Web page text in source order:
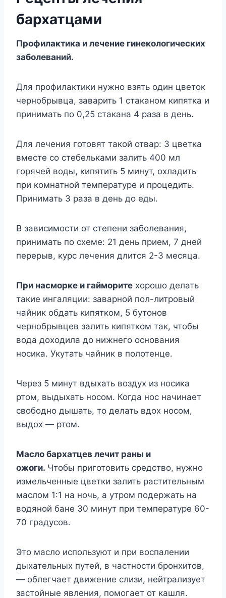
бархатцами
Профилактика и лечение гинекологических
заболеваний.
Для профилактики нужно взять один цветок
чернобрывца, заварить 1 стаканом кипятка и
принимать по 0,25 стакана 4 раза в день.
Для лечения готовят такой отвар: 3 цветка
вместе со стебельками залить 400 мл
горячей воды, кипятить 5 минут, охладить
при комнатной температуре и процедить.
Принимать 3 раза в день до еды.
В зависимости от степени заболевания,
принимать по схеме: 21 день прием, 7 дней
перерыв, курс лечения длится 2-3 месяца.
При насморке и гайморите хорошо делать
такие ингаляции: заварной пол-литровый
чайник обдать кипятком, 5 бутонов
чернобрывцев залить кипятком так, чтобы
вода доходила до нижнего основания
носика. Укутать чайник в полотенце.
Через 5 минут вдыхать воздух из носика
ртом, выдыхать носом. Когда нос начинает
свободно дышать, то делать вдох носом,
выдох — ртом.
Масло бархатцев лечит раны и
ожоги. Чтобы приготовить средство, нужно
измельченные цветки залить растительным
маслом 1:1 на ночь, а утром подержать на
водяной бане 30 минут при температуре 60-
70 градусов.
Это масло используют и при воспалении
дыхательных путей, в частности бронхитов,
— облегчает движение слизи, нейтрализует
застойные явления, помогает от кашля.